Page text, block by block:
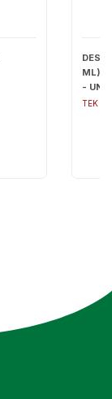
ML)
-
TEK